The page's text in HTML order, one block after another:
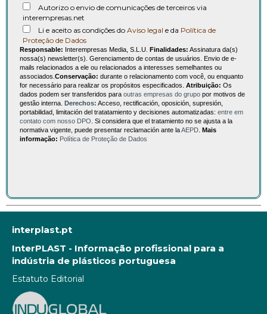
Autorizo o envio de comunicações de terceiros via
interempresas.net
Li e aceito as condições do Aviso legal e da Política de
Proteção de Dados
Responsable: Interempresas Media, S.L.U. Finalidades: Assinatura da(s)
nossa(s) newsletter(s). Gerenciamento de contas de usuários. Envio de e-
mails relacionados a ele ou relacionados a interesses semelhantes ou
associados. Conservação: durante o relacionamento com você, ou enquanto
for necessário para realizar os propósitos especificados. Atribuição: Os
dados podem ser transferidos para outras empresas do grupo por motivos de
gestão interna. Derechos: Acceso, rectificación, oposición, supresión,
portabilidad, limitación del tratatamiento y decisiones automatizadas: entre em
contato com nosso DPO . Si considera que el tratamiento no se ajusta a la
normativa vigente, puede presentar reclamación ante laAEPD Mais
informação: Política de Proteção de Dados
interplast.pt
InterPLAST - Informação profissional para a
indústria de plásticos portuguesa
Estatuto Editorial